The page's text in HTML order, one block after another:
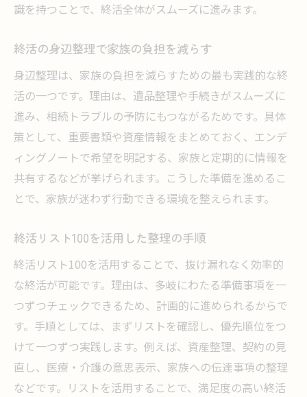
識を持つことで、終活全体がスムーズに進みます。
終活の身辺整理で家族の負担を減らす
身辺整理は、家族の負担を減らすための最も実践的な終
活の一つです。理由は、遺品整理や手続きがスムーズに
進み、相続トラブルの予防にもつながるためです。具体
策として、重要書類や資産情報をまとめておく、エンデ
ィングノートで希望を明記する、家族と定期的に情報を
共有するなどが挙げられます。こうした準備を進めるこ
とで、家族が迷わず行動できる環境を整えられます。
終活リスト100を活用した整理の手順
終活リスト100を活用することで、抜け漏れなく効率的
な終活が可能です。理由は、多岐にわたる準備事項を一
つずつチェックできるため、計画的に進められるからで
す。手順としては、まずリストを確認し、優先順位をつ
けて一つずつ実践します。例えば、資産整理、契約の見
直し、医療・介護の意思表示、家族への伝達事項の整理
などです。リストを活用することで、満足度の高い終活